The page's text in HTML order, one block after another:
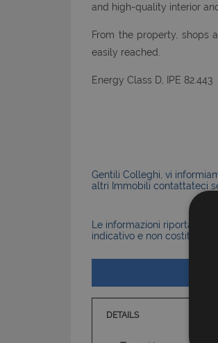
and high-quality interior
From the property, shops
easily reached.
Energy Class D, IPE 82.443
Gentili Colleghi, vi
altri Immobili contattateci
Le informazioni riportate
indicativo e non
DETAILS